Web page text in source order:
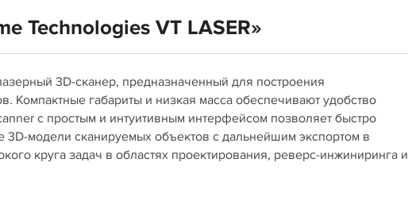
Technologies VT LASER»
3D-сканер, предназначенный для построения
габариты и низкая масса обеспечивают удобство
с простым и интуитивным интерфейсом позволяет быстро
3D-модели сканируемых объектов с дальнейшим экспортом в
круга задач в областях проектирования, реверс-инжиниринга и